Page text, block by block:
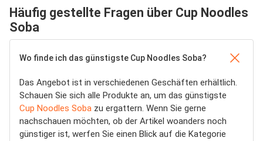
Häufig gestellte Fragen über Cup Noodles
Soba
Wo finde ich das günstigste Cup Noodles Soba?
Das Angebot ist in verschiedenen Geschäften erhältlich.
Schauen Sie sich alle Produkte an, um das günstigste
Cup Noodles Soba zu ergattern. Wenn Sie gerne
nachschauen möchten, ob der Artikel woanders noch
günstiger ist, werfen Sie einen Blick auf die Kategorie